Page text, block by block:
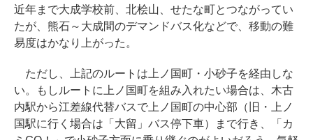
近年まで大成学校前、北桧山、せたな町とつながってい
たが、熊石～大成間のデマンドバス化などで、移動の難
易度はかなり上がった。
ただし、上記のルートは上ノ国町・小砂子を経由しな
い。もしルートに上ノ国町を組み入れたい場合は、木古
内駅から江差線代替バスで上ノ国町の中心部（旧・上ノ
国駅に行く場合は「大留」バス停下車）まで行き、「カ